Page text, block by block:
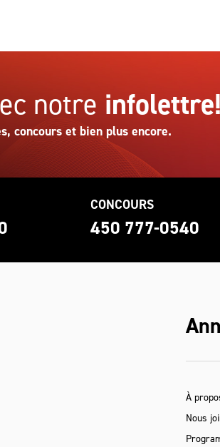
notre infolettre!
concours et bien plus encore.
CONCOURS
450 777-0540
À
Nous